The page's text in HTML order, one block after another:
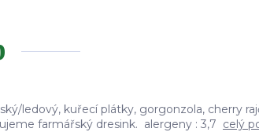
ledový, kuřecí plátky, gorgonzola, cherry
farmářský dresink. alergeny : 3,7 celý